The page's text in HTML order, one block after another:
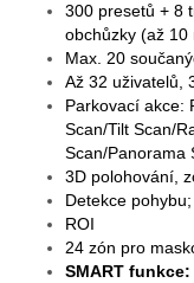
300 presetů + 8
obchůzky (až 10
Max. 20
Až 32 uživatelů,
Parkovací akce:
Scan/Tilt Scan/
Scan/Panorama
3D polohování,
Detekce
ROI
24 zón pro
SMART funkce: